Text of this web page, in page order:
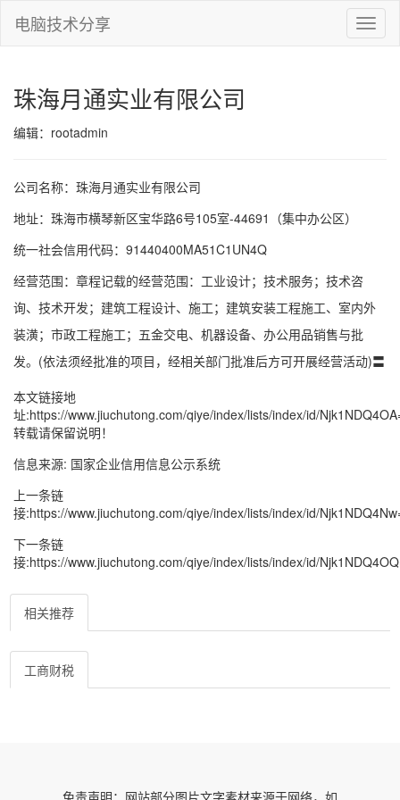
切
换
电脑技术分享
珠海月通实业有限公司
编辑：rootadmin
公司名称：珠海月通实业有限公司
地址：珠海市横琴新区宝华路6号105室-44691（集中办公区）
统一社会信用代码：91440400MA51C1UN4Q
经营范围：章程记载的经营范围：工业设计；技术服务；技术咨
询、技术开发；建筑工程设计、施工；建筑安装工程施工、室内外
装潢；市政工程施工；五金交电、机器设备、办公用品销售与批
发。(依法须经批准的项目，经相关部门批准后方可开展经营活动)〓
本文链接地
址:https://www.jiuchutong.com/qiye/index/lists/index/id/
转载请保留说明！
信息来源: 国家企业信用信息公示系统
上一条链
接:https://www.jiuchutong.com/qiye/index/lists/index/id/
下一条链
接:https://www.jiuchutong.com/qiye/index/lists/index/id/
相关推荐
工商财税
免责声明：网站部分图片文字素材来源于网络，如